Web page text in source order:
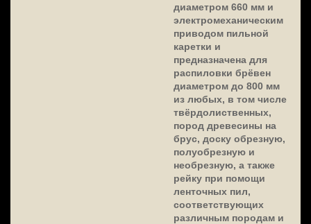
диаметром 660 мм и
электромеханическим
приводом пильной
каретки и
предназначена для
распиловки брёвен
диаметром до 800 мм
из любых, в том числе
твёрдолиственных,
пород древесины на
брус, доску обрезную,
полуобрезную и
необрезную, а также
рейку при помощи
ленточных пил,
соответствующих
различным породам и